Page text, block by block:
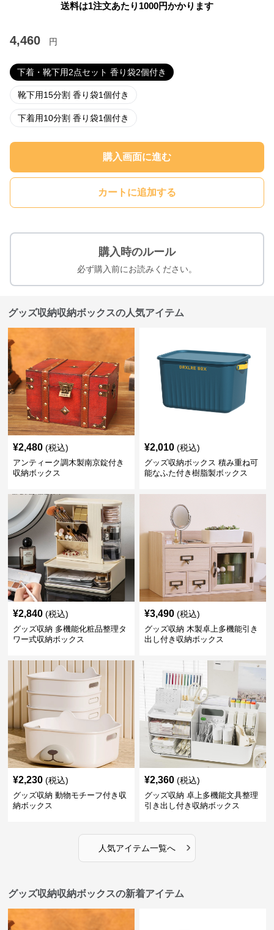
送料は1注文あたり 1000円かかります
4,460 円
下着・靴下用2点セット 香り袋2個付き
靴下用15分割 香り袋1個付き
下着用10分割 香り袋1個付き
購入画面に進む
カートに追加する
購入時のルール
必ず購入前にお読みください。
グッズ収納収納ボックスの人気アイテム
¥2,480 (税込)
アンティーク調木製南京錠付き
収納ボックス
¥2,010 (税込)
グッズ収納ボックス 積み重ね可
能なふた付き樹脂製ボックス
¥2,840 (税込)
グッズ収納 多機能化粧品整理タ
ワー式収納ボックス
¥3,490 (税込)
グッズ収納 木製卓上多機能引き
出し付き収納ボックス
¥2,230 (税込)
グッズ収納 動物モチーフ付き収
納ボックス
¥2,360 (税込)
グッズ収納 卓上多機能文具整理
引き出し付き収納ボックス
人気アイテム一覧へ ›
グッズ収納収納ボックスの新着アイテム